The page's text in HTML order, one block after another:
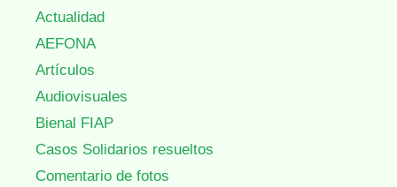
Actualidad
AEFONA
Artículos
Audiovisuales
Bienal FIAP
Casos Solidarios resueltos
Comentario de fotos